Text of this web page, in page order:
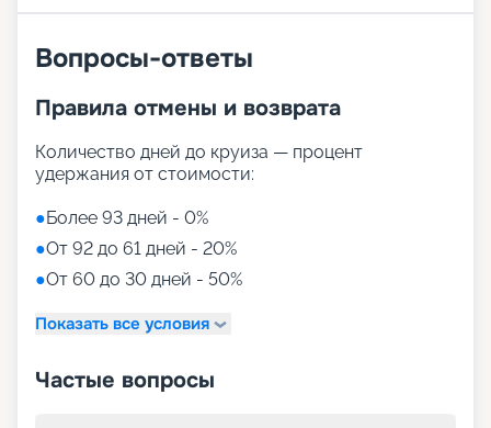
Вопросы-ответы
Правила отмены и возврата
Количество дней до круиза — процент
удержания от стоимости:
●Более 93 дней - 0%
●От 92 до 61 дней - 20%
●От 60 до 30 дней - 50%
Показать все условия
Частые вопросы